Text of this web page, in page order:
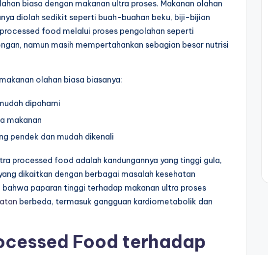
biasa dengan makanan ultra proses. Makanan olahan
diolah sedikit seperti buah-buahan beku, biji-bijian
food melalui proses pengolahan seperti
namun masih mempertahankan sebagian besar nutrisi
olahan biasa biasanya:
dipahami
makanan
pendek dan mudah dikenali
processed food adalah kandungannya yang tinggi gula,
dikaitkan dengan berbagai masalah kesehatan
paparan tinggi terhadap makanan ultra proses
berbeda, termasuk gangguan kardiometabolik dan
Food terhadap